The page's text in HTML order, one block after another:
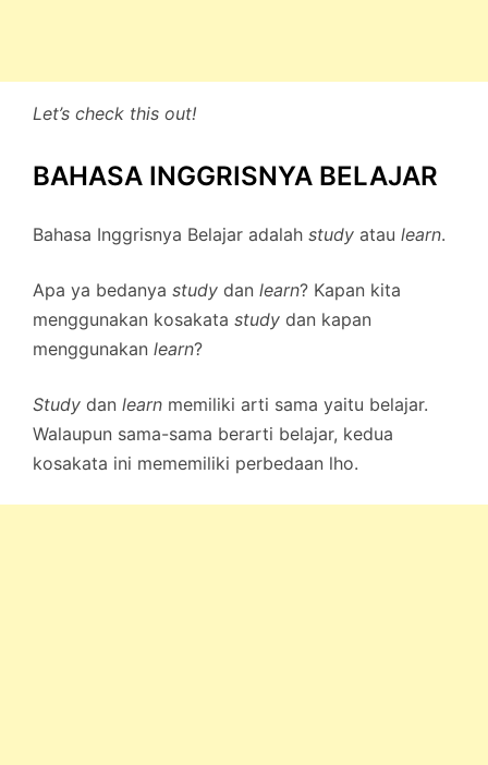
Let’s check this out!
BAHASA INGGRISNYA BELAJAR
Bahasa Inggrisnya Belajar adalah study atau learn.
Apa ya bedanya study dan learn? Kapan kita
menggunakan kosakata study dan kapan
menggunakan learn?
Study dan learn memiliki arti sama yaitu belajar.
Walaupun sama-sama berarti belajar, kedua
kosakata ini mememiliki perbedaan lho.